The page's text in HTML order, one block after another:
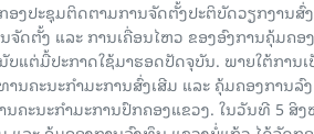
ງປະຊຸມຕິດຕາມການຈັດຕັ້ງປະຕິບັດວຽກງານສົ່
ດຕັ້ງ ແລະ ການເຄື່ອນໄຫວ ຂອງອົງການຄຸ້ມຄອ
ແຕ່ມື້ປະກາດໃຊ້ມາຮອດປັດຈຸບັນ. ພາຍໃຕ້ການ
ນຄະນະກໍາມະການສົ່ງເສີມ ແລະ ຄຸ້ມຄອງການລົ
ຄະນະກຳມະການປົກຄອງແຂວງ. ໃນວັນທີ 5 ສິ